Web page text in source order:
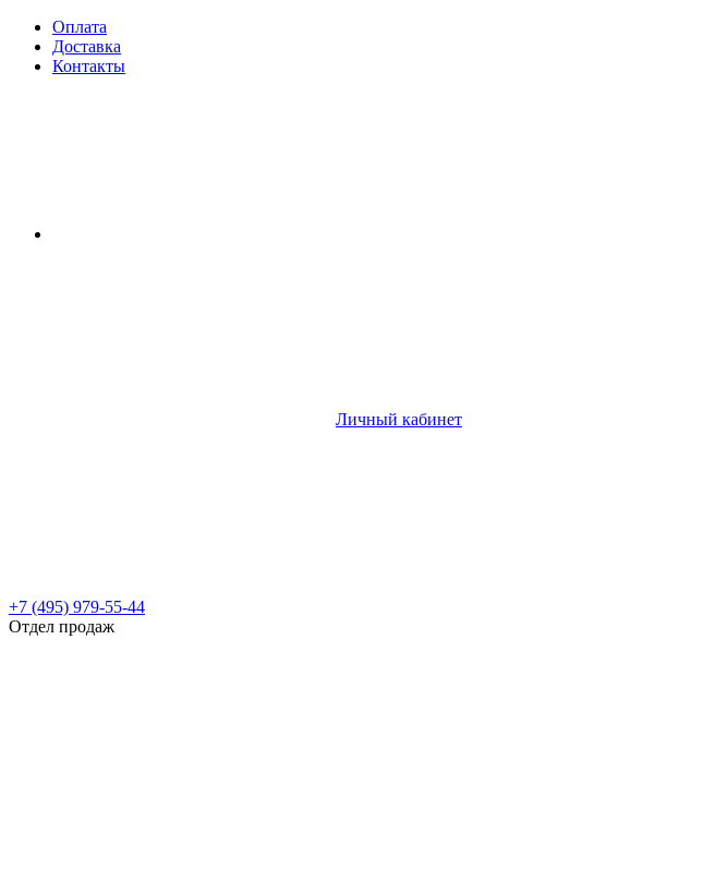
Оплата
Доставка
Контакты
Личный кабинет
+7 (495) 979-55-44
Отдел продаж